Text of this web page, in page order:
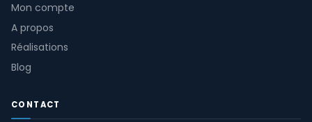
Mon compte
A propos
Réalisations
Blog
CONTACT